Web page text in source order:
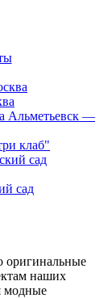
Альметьевск —
клаб"
сад
оригинальные
наших
модные